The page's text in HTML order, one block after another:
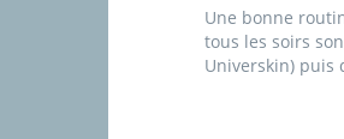
Une bonne
tous les soirs
Universkin) puis